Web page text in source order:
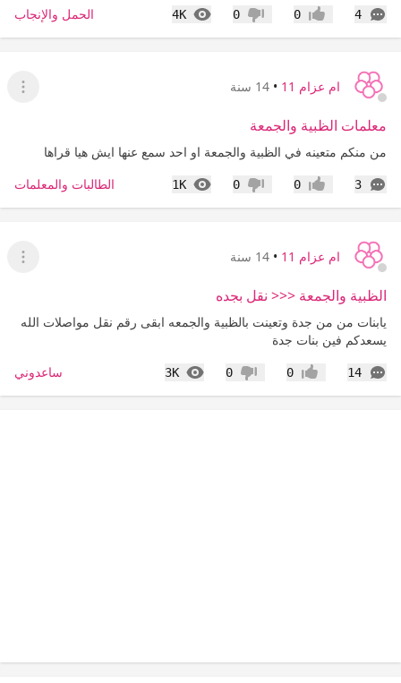
4
التعليقات إعجاب0 عدم إعجاب
0
4K
المشاهدات الحمل والإنجاب
ام عزام 11 • 14 سنة
عرض
معلمات الظبية والجمعة
من منكم متعينه في الظبية والجمعة او احد سمع عنها ايش هيا قراها
3
التعليقات إعجاب0 عدم إعجاب
0
1K
المشاهدات الطالبات والمعلمات
ام عزام 11 • 14 سنة
عرض
الظبية والجمعة <<< نقل بجده
يابنات من من جدة وتعينت بالظبية والجمعه ابقى رقم نقل مواصلات الله
يسعدكم فين بنات جدة
14
التعليقات إعجاب0 عدم إعجاب
0
3K
المشاهدات ساعدوني